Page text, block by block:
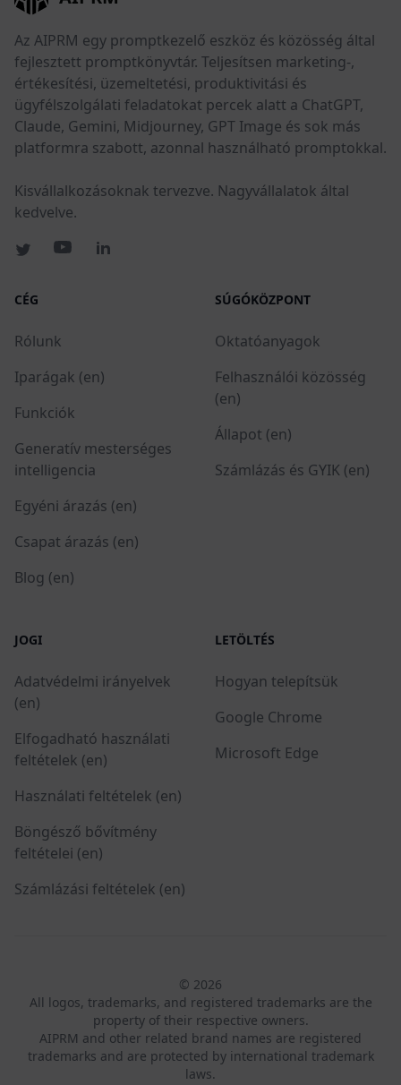
Az AIPRM egy promptkezelő eszköz és közösség által
fejlesztett promptkönyvtár. Teljesítsen marketing-,
értékesítési, üzemeltetési, produktivitási és
ügyfélszolgálati feladatokat percek alatt a ChatGPT,
Claude, Gemini, Midjourney, GPT Image és sok más
platformra szabott, azonnal használható promptokkal.
Kisvállalkozásoknak tervezve. Nagyvállalatok által
kedvelve.
CÉG
Rólunk
Iparágak (en)
Funkciók
Generatív mesterséges
intelligencia
Egyéni árazás (en)
Csapat árazás (en)
Blog (en)
SÚGÓKÖZPONT
Oktatóanyagok
Felhasználói közösség
(en)
Állapot (en)
Számlázás és GYIK (en)
JOGI
Adatvédelmi irányelvek
(en)
Elfogadható használati
feltételek (en)
Használati feltételek (en)
Böngésző bővítmény
feltételei (en)
Számlázási feltételek (en)
LETÖLTÉS
Hogyan telepítsük
Google Chrome
Microsoft Edge
© 2026
All logos, trademarks, and registered trademarks are the
property of their respective owners.
AIPRM and other related brand names are registered
trademarks and are protected by international trademark
laws.